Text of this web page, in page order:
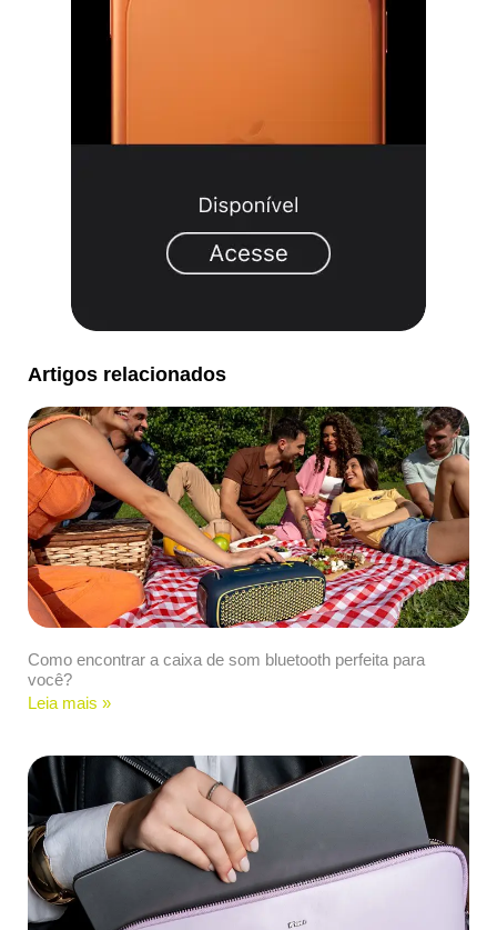
Artigos relacionados
Como encontrar a caixa de som bluetooth perfeita para
você?
Leia mais »